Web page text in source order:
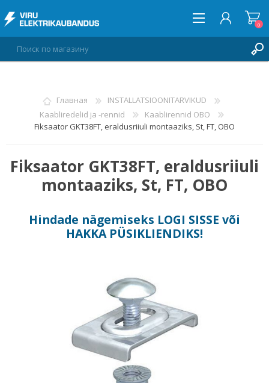
ВОЙТИ
СПИСОК ПОЖЕЛАНИЙ 0
0
Главная
INSTALLATSIOONITARVIKUD
Kaabliredelid ja -rennid
Kaablirennid OBO
Fiksaator GKT38FT, eraldusriiuli montaaziks, St, FT, OBO
Fiksaator GKT38FT, eraldusriiuli
montaaziks, St, FT, OBO
Hindade nägemiseks LOGI SISSE või
HAKKA PÜSIKLIENDIKS!